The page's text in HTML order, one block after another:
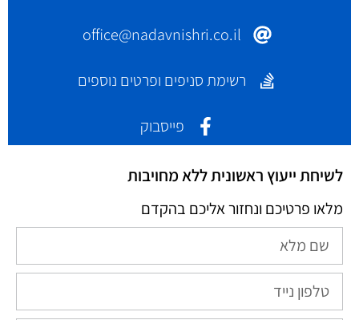
office@nadavnishri.co.il
רשימת סניפים ופרטים נוספים
פייסבוק
לשיחת ייעוץ ראשונית ללא מחויבות
מלאו פרטיכם ונחזור אליכם בהקדם